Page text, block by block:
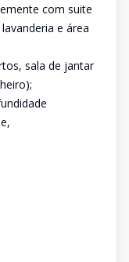
com suite
e área
sala de jantar